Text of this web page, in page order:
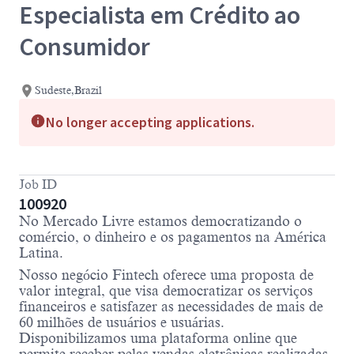
Especialista em Crédito ao
Consumidor
Sudeste,Brazil
No longer accepting applications.
Job ID
100920
No Mercado Livre estamos democratizando o
comércio, o dinheiro e os pagamentos na América
Latina.
Nosso negócio Fintech oferece uma proposta de
valor integral, que visa democratizar os serviços
financeiros e satisfazer as necessidades de mais de
60 milhões de usuários e usuárias.
Disponibilizamos uma plataforma online que